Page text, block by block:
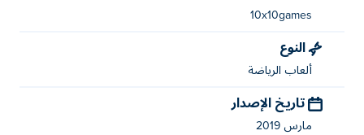
الرياضة
تاريخ الإصدار